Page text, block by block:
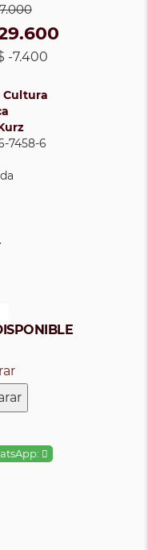
-7.400
Cultura
7458-6